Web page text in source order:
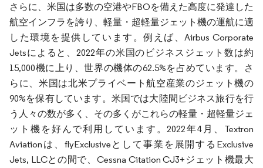
さらに、米国は多数の空港やFBOを備えた高度に発達した
航空インフラを誇り、軽量・超軽量ジェット機の運航に適
した環境を提供しています。例えば、Airbus Corporate
Jetsによると、2022年の米国のビジネスジェット数は約
15,000機に上り、世界の機体の62.5%を占めています。さ
らに、米国は北米プライベート航空産業のジェット機の
90%を保有しています。米国では大陸間ビジネス旅行を行
う人々の数が多く、その多くがこれらの軽量・超軽量ジェ
ット機を好んで利用しています。2022年4月、Textron
Aviationは、flyExclusiveとして事業を展開するExclusive
Jets, LLCとの間で、Cessna Citation CJ3+ジェット機最大